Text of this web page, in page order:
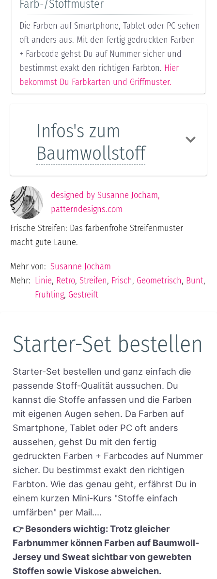
Farb-/Stoffmuster
Die Farben auf Smartphone, Tablet oder PC sehen
oft anders aus. Mit den fertig gedruckten Farben
+ Farbcode gehst Du auf Nummer sicher und
bestimmst exakt den richtigen Farbton. Hier
bekommst Du Farbkarten und Griffmuster.
Infos's zum
Baumwollstoff
designed by Susanne Jocham,
patterndesigns.com
Frische Streifen: Das farbenfrohe Streifenmuster
macht gute Laune.
Mehr von: Susanne Jocham
Mehr: Linie, Retro,Streifen, Frisch, Geometrisch, Bunt,
Frühling, Gestreift
Starter-Set bestellen
Starter-Set bestellen und ganz einfach die
passende Stoff-Qualität aussuchen. Du
kannst die Stoffe anfassen und die Farben
mit eigenen Augen sehen. Da Farben auf
Smartphone, Tablet oder PC oft anders
aussehen, gehst Du mit den fertig
gedruckten Farben + Farbcodes auf Nummer
sicher. Du bestimmst exakt den richtigen
Farbton. Wie das genau geht, erfährst Du in
einem kurzen Mini-Kurs "Stoffe einfach
umfärben" per Mail....
👉 Besonders wichtig: Trotz gleicher
Farbnummer können Farben auf Baumwoll-
Jersey und Sweat sichtbar von gewebten
Stoffen sowie Viskose abweichen.